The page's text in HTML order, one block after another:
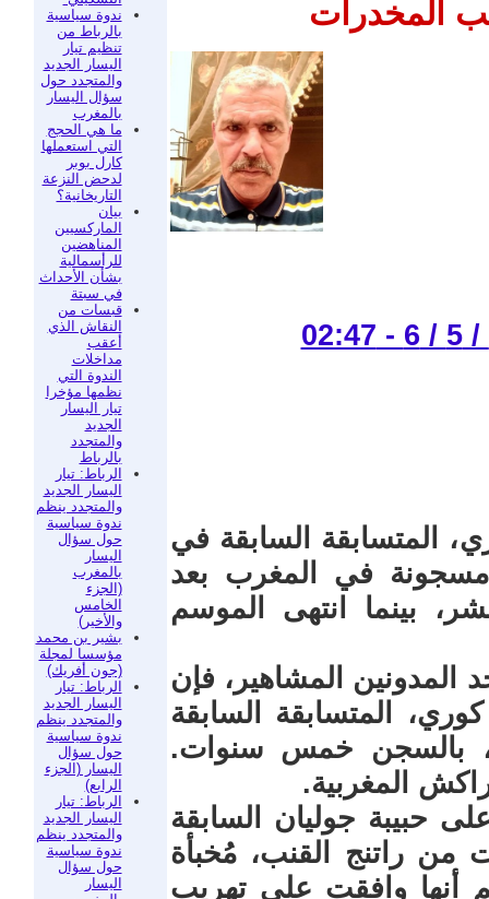
ندوة سياسية
بالرباط من
تنظيم تيار
اليسار الجديد
والمتجدد حول
سؤال اليسار
بالمغرب
ما هي الحجج
التي استعملها
كارل بوبر
لدحض النزعة
التاريخانية؟
بيان
الماركسيين
المناهضين
للرأسمالية
بشأن الأحداث
في سبتة
قبسات من
النقاش الذي
أعقب
مداخلات
الندوة التي
نظمها مؤخرا
تيار اليسار
الجديد
والمتجدد
بالرباط
الرباط: تيار
اليسار الجديد
والمتجدد ينظم
ندوة سياسية
حول سؤال
اليسار
بالمغرب
(الجزء
الخامس
والأخير)
بشير بن محمد
مؤسسا لمجلة
(جون أفريك)
الرباط: تيار
اليسار الجديد
والمتجدد ينظم
ندوة سياسية
حول سؤال
اليسار (الجزء
الرابع)
الرباط: تيار
اليسار الجديد
والمتجدد ينظم
ندوة سياسية
حول سؤال
اليسار
المخدرات
المتسابقة السابقة في
مسجونة في المغرب بعد
بينما انتهى الموسم
المشاهير، فإن
المتسابقة السابقة
بالسجن خمس سنوات.
المغربية.
حبيبة جوليان السابقة
“10 كيلوغرامات من راتنج القنب، مُخبأة
أنها وافقت على تهريب